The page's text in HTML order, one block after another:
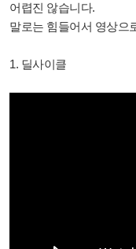
어렵진 않습니다.
말로는 힘들어서 영상으
1. 딜사이클